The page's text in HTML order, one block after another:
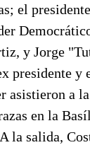
el
y Jorge
presidente y
asistieron a
en la
la salida,